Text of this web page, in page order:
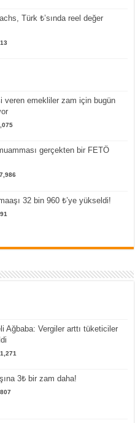
Türk ₺’sında reel değer
veren emekliler zam için bugün
gerçekten bir FETÖ
7,986
32 bin 960 ₺’ye yükseldi!
Ağbaba: Vergiler arttı tüketiciler
3₺ bir zam daha!